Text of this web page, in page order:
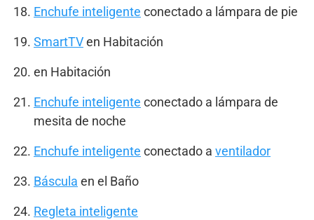
Enchufe inteligente conectado a lámpara de pie
SmartTVen Habitación
en Habitación
Enchufe inteligente conectado a lámpara de
mesita de noche
Enchufe inteligente conectado a ventilador
Báscula en el Baño
Regleta inteligente